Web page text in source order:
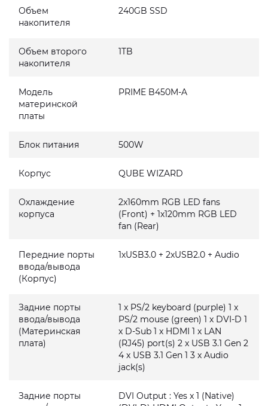
Объем
накопителя
240GB SSD
Объем второго
накопителя
1TB
Модель
материнской
платы
PRIME B450M-A
Блок питания 500W
Корпус QUBE WIZARD
Охлаждение
корпуса
2x160mm RGB LED fans
(Front) + 1x120mm RGB LED
fan (Rear)
Передние порты
ввода/вывода
(Корпус)
1xUSB3.0 + 2xUSB2.0 + Audio
Задние порты
ввода/вывода
(Материнская
плата)
1 x PS/2 keyboard (purple) 1 x
PS/2 mouse (green) 1 x DVI-D 1
x D-Sub 1 x HDMI 1 x LAN
(RJ45) port(s) 2 x USB 3.1 Gen 2
4 x USB 3.1 Gen 1 3 x Audio
jack(s)
Задние порты
DVI Output : Yes x 1 (Native)